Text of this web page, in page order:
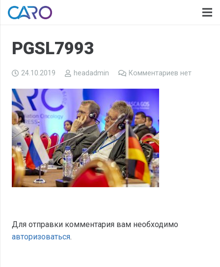
PGSL7993
24.10.2019 headadmin Комментариев нет
Для отправки комментария вам необходимо
авторизоваться.